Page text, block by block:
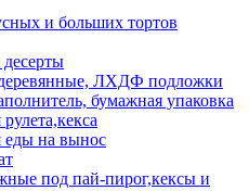
и больших тортов
ЛХДФ подложки
бумажная упаковка
еды на вынос
под пай-пирог,кексы и